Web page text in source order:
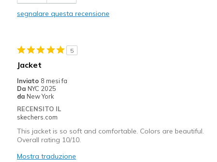
Migliori Utilizzi:
Casual Wear
Sizing
Feels full size too big
View On Shoes
segnalare questa recensione
5
Jacket
Inviato 8 mesi fa
Da NYC 2025
da New York
RECENSITO IL
skechers.com
This jacket is so soft and comfortable. Colors are beautiful.
Overall rating 10/10.
Mostra traduzione